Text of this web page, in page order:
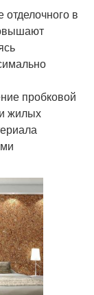
в
пробковой
жилых